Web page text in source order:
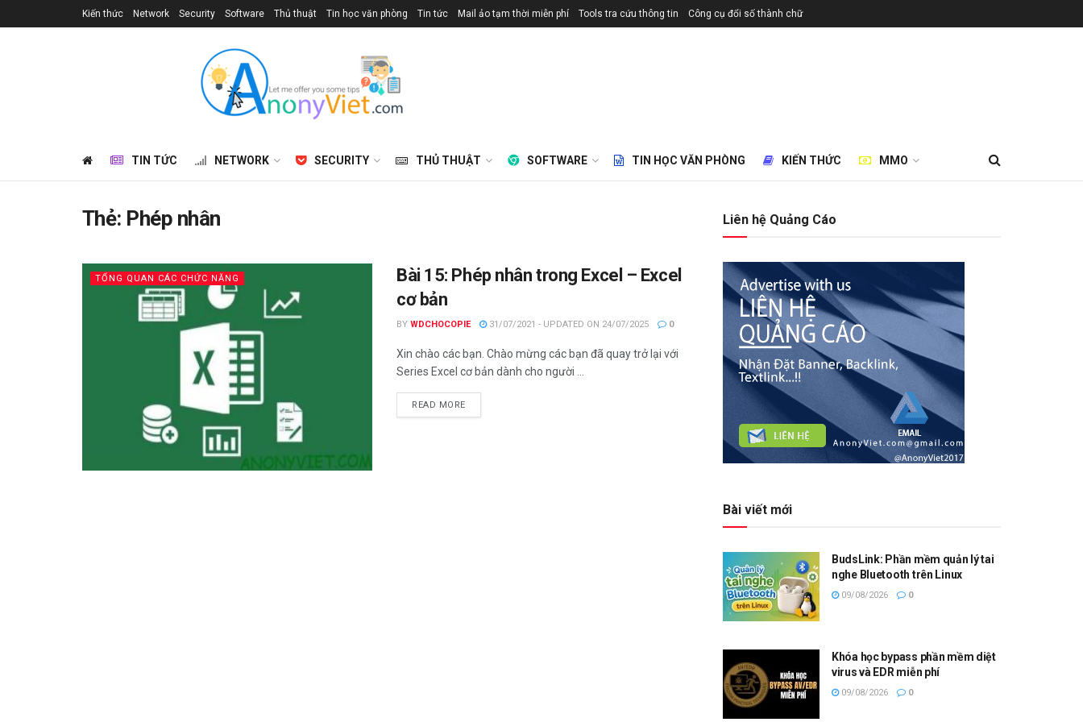
Kiến thức Network Security Software Thủ thuật Tin học văn phòng Tin tức Mail ảo tạm thời miễn phí Tools tra cứu thông tin Công cụ đổi số thành chữ
TIN TỨC NETWORK SECURITY THỦ THUẬT SOFTWARE TIN HỌC VĂN PHÒNG KIẾN THỨC MMO
Thẻ: Phép nhân
TỔNG QUAN CÁC CHỨC NĂNG
Bài 15: Phép nhân trong Excel – Excel
cơ bản
BY WDCHOCOPIE 31/07/2021 - UPDATED ON 24/07/2025 0
Xin chào các bạn. Chào mừng các bạn đã quay trở lại với
Series Excel cơ bản dành cho người ...
READ MOREDETAILS
Liên hệ Quảng Cáo
Bài viết mới
BudsLink: Phần mềm quản lý tai
nghe Bluetooth trên Linux
09/08/2026 0
Khóa học bypass phần mềm diệt
virus và EDR miễn phí
09/08/2026 0